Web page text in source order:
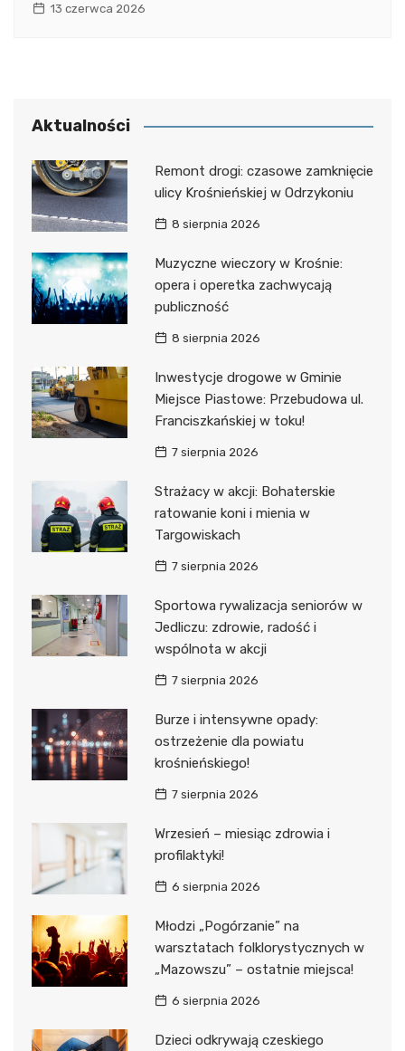
13 czerwca 2026
Aktualności
Remont drogi: czasowe zamknięcie
ulicy Krośnieńskiej w Odrzykoniu
8 sierpnia 2026
Muzyczne wieczory w Krośnie:
opera i operetka zachwycają
publiczność
8 sierpnia 2026
Inwestycje drogowe w Gminie
Miejsce Piastowe: Przebudowa ul.
Franciszkańskiej w toku!
7 sierpnia 2026
Strażacy w akcji: Bohaterskie
ratowanie koni i mienia w
Targowiskach
7 sierpnia 2026
Sportowa rywalizacja seniorów w
Jedliczu: zdrowie, radość i
wspólnota w akcji
7 sierpnia 2026
Burze i intensywne opady:
ostrzeżenie dla powiatu
krośnieńskiego!
7 sierpnia 2026
Wrzesień – miesiąc zdrowia i
profilaktyki!
6 sierpnia 2026
Młodzi „Pogórzanie” na
warsztatach folklorystycznych w
„Mazowszu” – ostatnie miejsca!
6 sierpnia 2026
Dzieci odkrywają czeskiego